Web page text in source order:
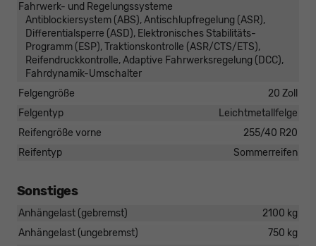
Fahrwerk- und Regelungssysteme
Antiblockiersystem (ABS), Antischlupfregelung (ASR),
Differentialsperre (ASD), Elektronisches Stabilitäts-
Programm (ESP), Traktionskontrolle (ASR/CTS/ETS),
Reifendruckkontrolle, Adaptive Fahrwerksregelung (DCC),
Fahrdynamik-Umschalter
Felgengröße
20 Zoll
Felgentyp
Leichtmetallfelge
Reifengröße vorne
255/40 R20
Reifentyp
Sommerreifen
Sonstiges
Anhängelast (gebremst)
2100 kg
Anhängelast (ungebremst)
750 kg